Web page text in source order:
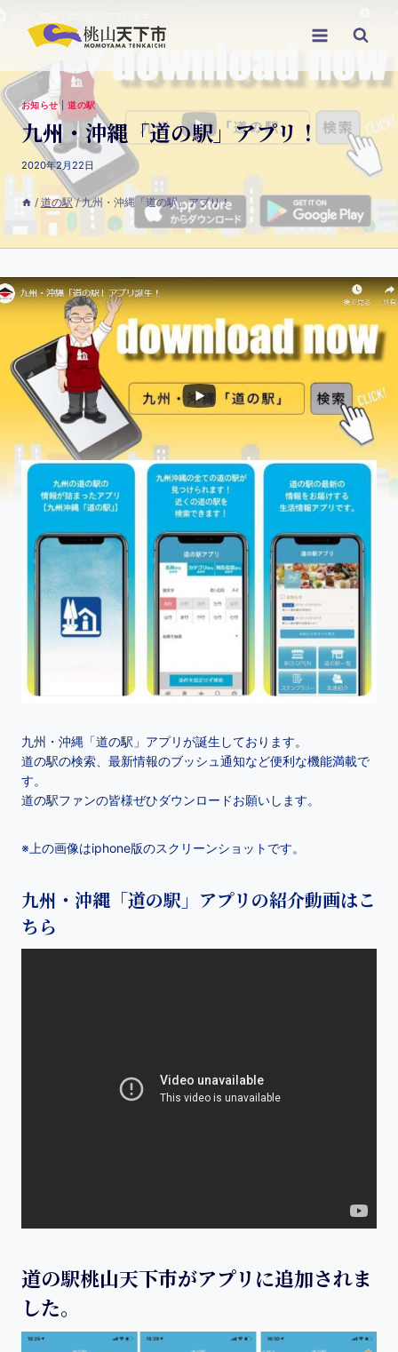
お知らせ|道の駅
九州・沖縄「道の駅」アプリ！
2020年2月22日
/ 道の駅 / 九州・沖縄「道の駅」アプリ！
九州・沖縄「道の駅」アプリが誕生しております。
道の駅の検索、最新情報のブッシュ通知など便利な機能満載で
す。
道の駅ファンの皆様ぜひダウンロードお願いします。
※上の画像はiphone版のスクリーンショットです。
九州・沖縄「道の駅」アプリの紹介動画はこ
ちら
道の駅桃山天下市がアプリに追加されま
した。